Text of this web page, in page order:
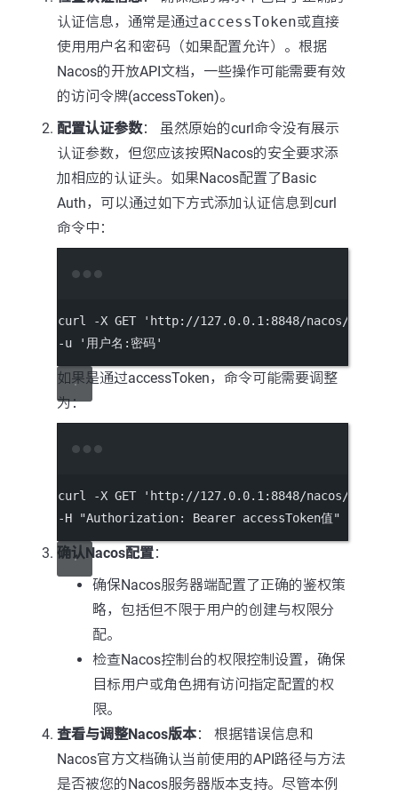
认证信息，通常是通过accessToken或直接
使用用户名和密码（如果配置允许）。根据
Nacos的开放API文档，一些操作可能需要有效
的访问令牌(accessToken)。
配置认证参数： 虽然原始的curl命令没有展示
认证参数，但您应该按照Nacos的安全要求添
加相应的认证头。如果Nacos配置了Basic
Auth，可以通过如下方式添加认证信息到curl
命令中：
curl -X GET
'http://127.0.0.1:8848/nacos/v2/cs/
-u
'用户名:密码'
如果是通过accessToken，命令可能需要调整
为：
curl -X GET
'http://127.0.0.1:8848/nacos/v2/cs/
-H
"Authorization: Bearer accessToken值"
确认Nacos配置：
确保Nacos服务器端配置了正确的鉴权策
略，包括但不限于用户的创建与权限分
配。
检查Nacos控制台的权限控制设置，确保
目标用户或角色拥有访问指定配置的权
限。
查看与调整Nacos版本： 根据错误信息和
Nacos官方文档确认当前使用的API路径与方法
是否被您的Nacos服务器版本支持。尽管本例